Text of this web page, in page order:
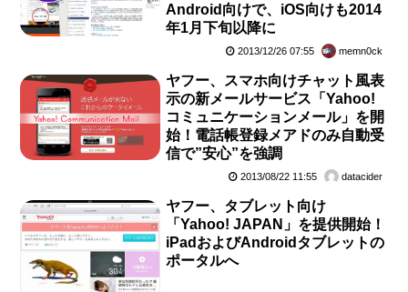
Android向けで、iOS向けも2014
年1月下旬以降に
2013/12/26 07:55 memn0ck
ヤフー、スマホ向けチャット風表
示の新メールサービス「Yahoo!
コミュニケーションメール」を開
始！電話帳登録メアドのみ自動受
信で”安心”を強調
2013/08/22 11:55 datacider
ヤフー、タブレット向け
「Yahoo! JAPAN」を提供開始！
iPadおよびAndroidタブレットの
ポータルへ